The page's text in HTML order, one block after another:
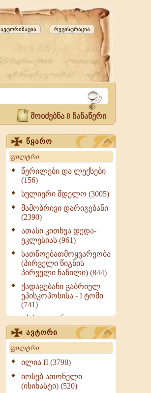
რეგისტრაცია
ავტორიზაცია
მოიძებნა 8 ჩანაწერი
წყარო
Search
წერილები და ლექსები
(156)
სულიერი მდელო (3005)
მამობრივი დარიგებანი
(2390)
ათასი კითხვა დედა-
ეკლესიას (961)
სათნოებათმოყვარეობა
(პირველი წიგნის
პირველი ნაწილი) (844)
ქადაგებანი გაბრიელ
ეპისკოპოსისა - I ტომი
(741)
ეპისტოლენი,
ქადაგებანი, სიტყვანი
(ნაწილი III) (723)
მოძღვრის ძალზე
სასარგებლო რჩევები
მრევლისათვის (545)
Wisdomge (514)
ავტორი
Search
ილია II (3798)
იოსებ ათონელი
(ისიხასტი) (520)